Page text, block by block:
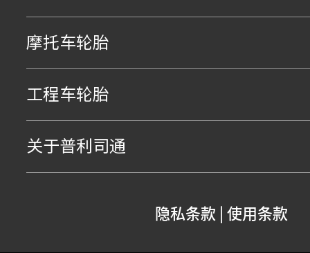
摩托车轮胎
工程车轮胎
关于普利司通
隐私条款 | 使用条款